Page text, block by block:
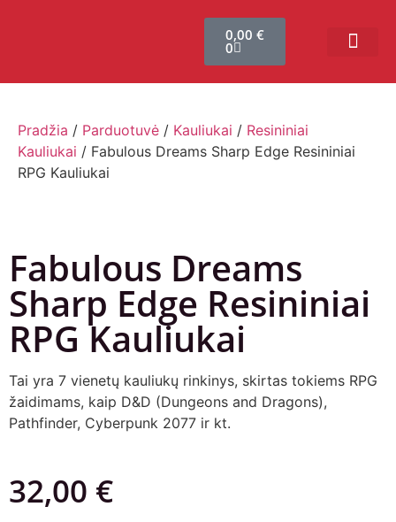
0,00€
0
Pradžia / Parduotuvė / Kauliukai / Resininiai
Kauliukai / Fabulous Dreams Sharp Edge Resininiai
RPG Kauliukai
Fabulous Dreams
Sharp Edge Resininiai
RPG Kauliukai
Tai yra 7 vienetų kauliukų rinkinys, skirtas tokiems RPG
žaidimams, kaip D&D (Dungeons and Dragons),
Pathfinder, Cyberpunk 2077 ir kt.
32,00 €